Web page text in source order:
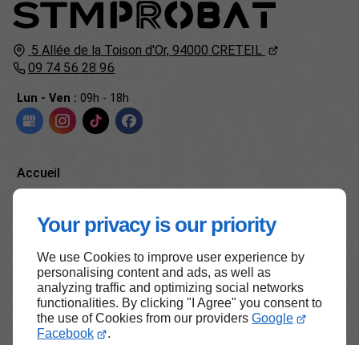
Your privacy is our priority
We use Cookies to improve user experience by
personalising content and ads, as well as
analyzing traffic and optimizing social networks
functionalities. By clicking "I Agree" you consent to
the use of Cookies from our providers Google
Facebook
.
5 Allée de la Toison d'Or, 94000 CRETEIL
09 74 56 28 96
Lun - Ven : 09h - 18h
Accueil
Mentions légales
Plan du site
Haut de page